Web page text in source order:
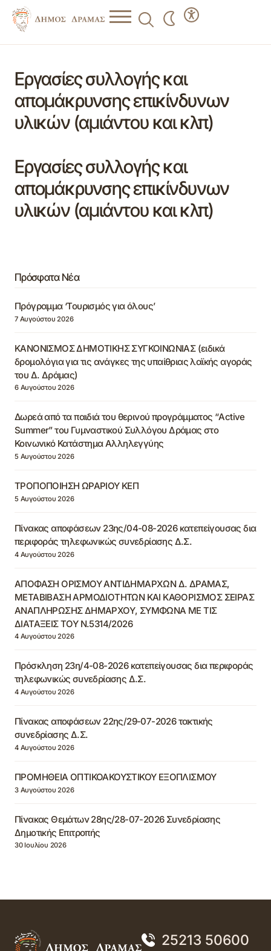
Εργασίες συλλογής και
απομάκρυνσης επικίνδυνων
υλικών (αμιάντου και κλπ)
Εργασίες συλλογής και
απομάκρυνσης επικίνδυνων
υλικών (αμιάντου και κλπ)
Πρόσφατα Νέα
Πρόγραμμα ‘Τουρισμός για όλους’
7 Αυγούστου 2026
ΚΑΝΟΝΙΣΜΟΣ ΔΗΜΟΤΙΚΗΣ ΣΥΓΚΟΙΝΩΝΙΑΣ (ειδικά
δρομολόγια για τις ανάγκες της υπαίθριας λαϊκής αγοράς
του Δ. Δράμας)
6 Αυγούστου 2026
Δωρεά από τα παιδιά του θερινού προγράμματος “Active
Summer” του Γυμναστικού Συλλόγου Δράμας στο
Κοινωνικό Κατάστημα Αλληλεγγύης
5 Αυγούστου 2026
ΤΡΟΠΟΠΟΙΗΣΗ ΩΡΑΡΙΟΥ ΚΕΠ
5 Αυγούστου 2026
Πίνακας αποφάσεων 23ης/04-08-2026 κατεπείγουσας δια
περιφοράς τηλεφωνικώς συνεδρίασης Δ.Σ.
4 Αυγούστου 2026
ΑΠΟΦΑΣΗ ΟΡΙΣΜΟΥ ΑΝΤΙΔΗΜΑΡΧΩΝ Δ. ΔΡΑΜΑΣ,
ΜΕΤΑΒΙΒΑΣΗ ΑΡΜΟΔΙΟΤΗΤΩΝ ΚΑΙ ΚΑΘΟΡΙΣΜΟΣ ΣΕΙΡΑΣ
ΑΝΑΠΛΗΡΩΣΗΣ ΔΗΜΑΡΧΟΥ, ΣΥΜΦΩΝΑ ΜΕ ΤΙΣ
ΔΙΑΤΑΞΕΙΣ ΤΟΥ Ν.5314/2026
4 Αυγούστου 2026
Πρόσκληση 23η/4-08-2026 κατεπείγουσας δια περιφοράς
τηλεφωνικώς συνεδρίασης Δ.Σ.
4 Αυγούστου 2026
Πίνακας αποφάσεων 22ης/29-07-2026 τακτικής
συνεδρίασης Δ.Σ.
4 Αυγούστου 2026
ΠΡΟΜΗΘΕΙΑ ΟΠΤΙΚΟΑΚΟΥΣΤΙΚΟΥ ΕΞΟΠΛΙΣΜΟΥ
3 Αυγούστου 2026
Πίνακας Θεμάτων 28ης/28-07-2026 Συνεδρίασης
Δημοτικής Επιτροπής
30 Ιουλίου 2026
25213 50600